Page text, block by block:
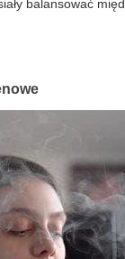
balansować